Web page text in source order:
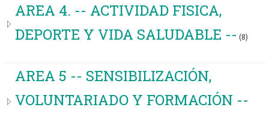
AREA 4. -- ACTIVIDAD FISICA,
DEPORTE Y VIDA SALUDABLE -- (8)
AREA 5 -- SENSIBILIZACIÓN,
VOLUNTARIADO Y FORMACIÓN --